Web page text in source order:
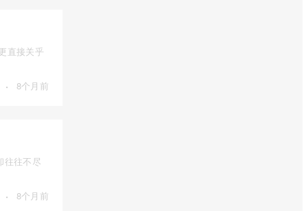
直接关乎
· 8个月前
往往不尽
· 8个月前